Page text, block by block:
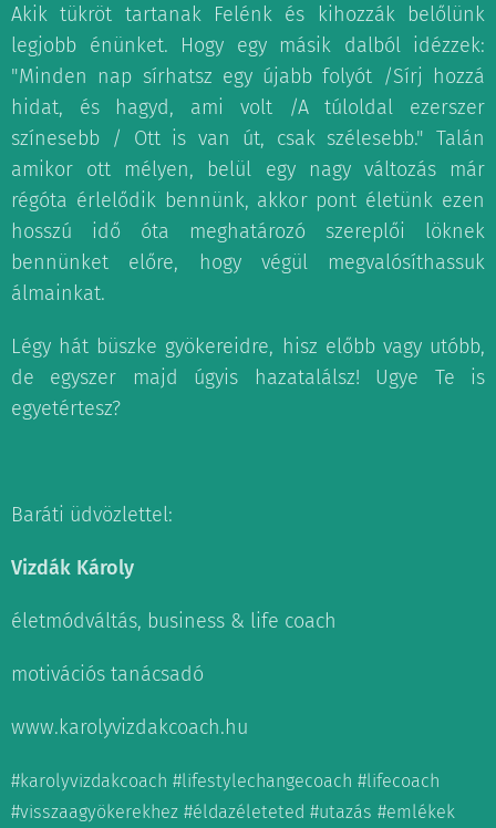
Akik tükröt tartanak Felénk és kihozzák belőlünk
legjobb énünket. Hogy egy másik dalból idézzek:
"Minden nap sírhatsz egy újabb folyót /Sírj hozzá
hidat, és hagyd, ami volt /A túloldal ezerszer
színesebb / Ott is van út, csak szélesebb." Talán
amikor ott mélyen, belül egy nagy változás már
régóta érlelődik bennünk, akkor pont életünk ezen
hosszú idő óta meghatározó szereplői löknek
bennünket előre, hogy végül megvalósíthassuk
álmainkat.
Légy hát büszke gyökereidre, hisz előbb vagy utóbb,
de egyszer majd úgyis hazatalálsz! Ugye Te is
egyetértesz?
Baráti üdvözlettel:
Vizdák Károly
életmódváltás, business & life coach
motivációs tanácsadó
www.karolyvizdakcoach.hu
#karolyvizdakcoach #lifestylechangecoach #lifecoach
#visszaagyökerekhez #éldazéleteted #utazás #emlékek